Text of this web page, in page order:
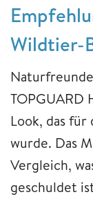
Wildtier-
TOPGUARD
Look, das
wurde. Das
Vergleich,
geschuldet